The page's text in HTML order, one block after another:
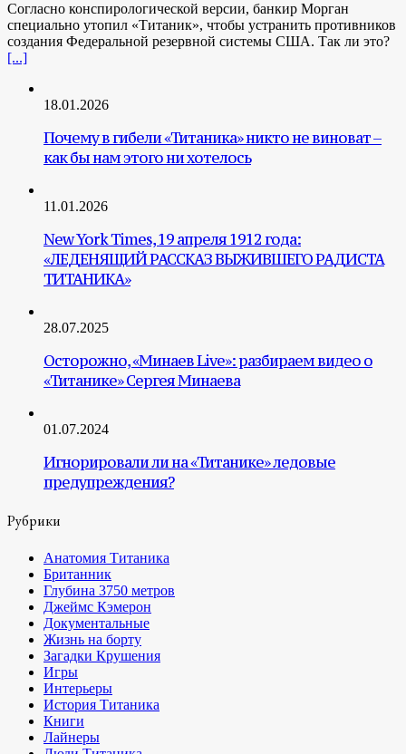
Согласно конспирологической версии, банкир Морган
специально утопил «Титаник», чтобы устранить противников
создания Федеральной резервной системы США. Так ли это?
[...]
18.01.2026
Почему в гибели «Титаника» никто не виноват –
как бы нам этого ни хотелось
11.01.2026
New York Times, 19 апреля 1912 года:
«ЛЕДЕНЯЩИЙ РАССКАЗ ВЫЖИВШЕГО РАДИСТА
ТИТАНИКА»
28.07.2025
Осторожно, «Минаев Live»: разбираем видео о
«Титанике» Сергея Минаева
01.07.2024
Игнорировали ли на «Титанике» ледовые
предупреждения?
Рубрики
Анатомия Титаника
Британник
Глубина 3750 метров
Джеймс Кэмерон
Документальные
Жизнь на борту
Загадки Крушения
Игры
Интерьеры
История Титаника
Книги
Лайнеры